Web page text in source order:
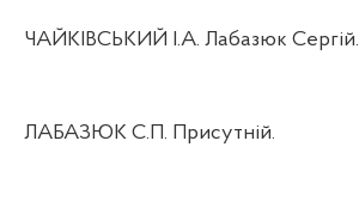
ЧАЙКІВСЬКИЙ І.А. Лабазюк Сергій.
ЛАБАЗЮК С.П. Присутній.